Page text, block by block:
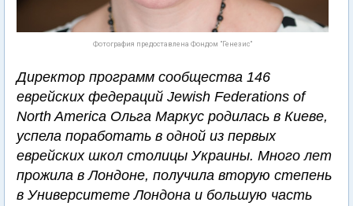
Фотография предоставлена Фондом "Генезис"
Директор программ сообщества 146
еврейских федераций Jewish Federations of
North America Ольга Маркус родилась в Киеве,
успела поработать в одной из первых
еврейских школ столицы Украины. Много лет
прожила в Лондоне, получила вторую степень
в Университете Лондона и большую часть